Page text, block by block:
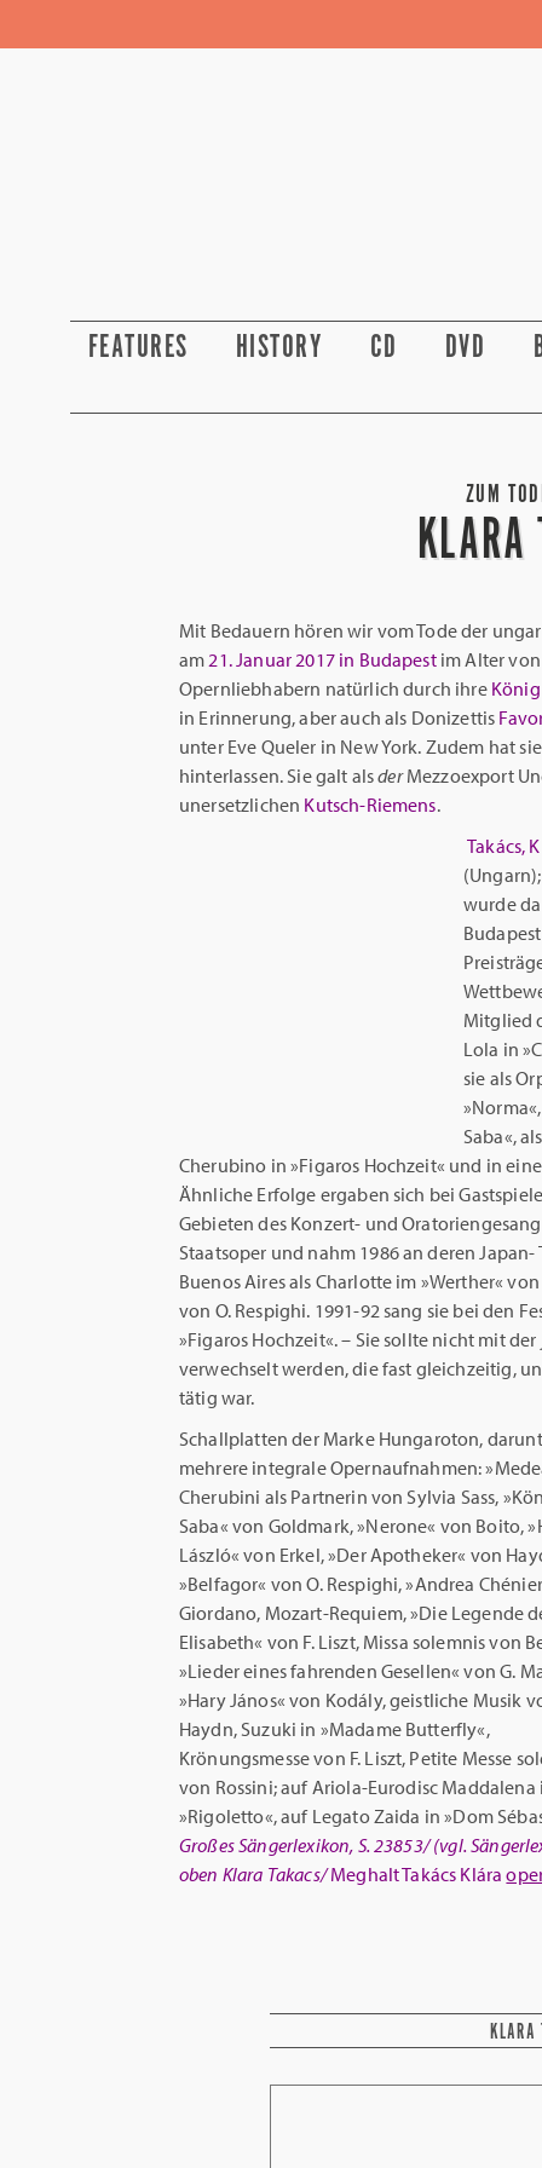
FEATURES HISTORY CD DVD
ZUM
Mit Bedauern hören wir vom Tode der
am21. Januar 2017 in Budapestim Alter von
Opernliebhabern natürlich durch ihre
in Erinnerung, aber auch als Donizettis
unter Eve Queler in New York. Zudem hat
hinterlassen. Sie galt alsderMezzoexport
unersetzlichen Kutsch-Riemens.
Takács,
wurde
Mitglied
Lola in
sie als
Saba«,
Cherubino in »Figaros Hochzeit« und in
Ähnliche Erfolge ergaben sich bei
Gebieten des Konzert- und
Staatsoper und nahm 1986 an deren
Buenos Aires als Charlotte im »Werther«
von O. Respighi. 1991-92 sang sie bei den
»Figaros Hochzeit«. – Sie sollte nicht mit
verwechselt werden, die fast gleichzeitig,
tätig war.
Schallplatten der Marke Hungaroton,
mehrere integrale Opernaufnahmen:
Cherubini als Partnerin von Sylvia Sass,
Saba« von Goldmark, »Nerone« von Boito,
László« von Erkel, »Der Apotheker« von
»Belfagor« von O. Respighi, »Andrea
Giordano, Mozart-Requiem, »Die Legende
Elisabeth« von F. Liszt, Missa solemnis von
»Lieder eines fahrenden Gesellen« von G.
»Hary János« von Kodály, geistliche Musik
Haydn, Suzuki in »Madame Butterfly«,
Krönungsmesse von F. Liszt, Petite Messe
von Rossini; auf Ariola-Eurodisc Maddalena
»Rigoletto«, auf Legato Zaida in »Dom
Großes Sängerlexikon, S. 23853/(vgl.
oben Klara Takacs/Meghalt Takács Klára
KLARA